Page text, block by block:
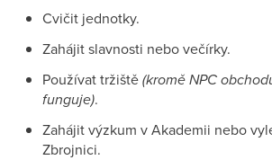
Cvičit jednotky.
Zahájit slavnosti nebo večírky.
Používat tržiště(kromě NPC
funguje).
Zahájit výzkum v Akademii nebo
Zbrojnici.